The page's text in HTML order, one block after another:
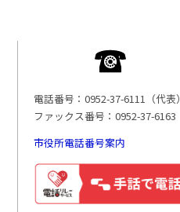
電話番号：0952-37-6111（代表）
ファックス番号：0952-37-6163
市役所電話番号案内